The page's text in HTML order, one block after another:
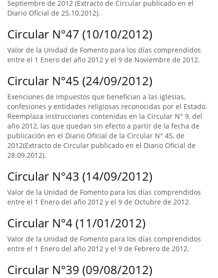
Septiembre de 2012 (Extracto de Circular publicado en el
Diario Oficial de 25.10.2012).
Circular N°47 (10/10/2012)
Valor de la Unidad de Fomento para los días comprendidos
entre el 1 Enero del año 2012 y el 9 de Noviembre de 2012.
Circular N°45 (24/09/2012)
Exenciones de impuestos que benefician a las iglesias,
confesiones y entidades religiosas reconocidas por el Estado.
Reemplaza instrucciones contenidas en la Circular N° 9, del
año 2012, las que quedan sin efecto a partir de la fecha de
publicación en el Diario Oficial de la Circular N° 45, de
2012(Extracto de Circular publicado en el Diario Oficial de
28.09.2012).
Circular N°43 (14/09/2012)
Valor de la Unidad de Fomento para los días comprendidos
entre el 1 Enero del año 2012 y el 9 de Octubre de 2012.
Circular N°4 (11/01/2012)
Valor de la Unidad de Fomento para los días comprendidos
entre el 1 Enero del año 2012 y el 9 de Febrero de 2012.
Circular N°39 (09/08/2012)